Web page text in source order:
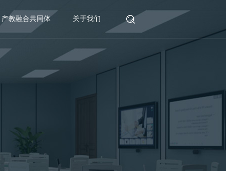
产教融合共同体 关于我们